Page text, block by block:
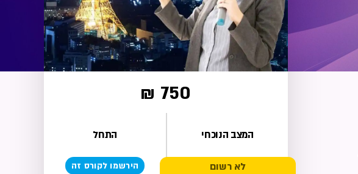
750 ₪
המצב הנוכחי
לא רשום
התחל
הירשמו לקורס זה